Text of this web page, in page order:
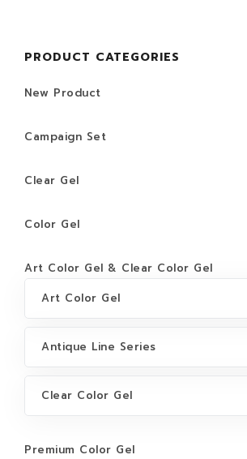
PRODUCT CATEGORIES
New Product
Campaign Set
Clear Gel
Color Gel
Art Color Gel & Clear Color Gel
Art Color Gel
Antique Line Series
Clear Color Gel
Premium Color Gel